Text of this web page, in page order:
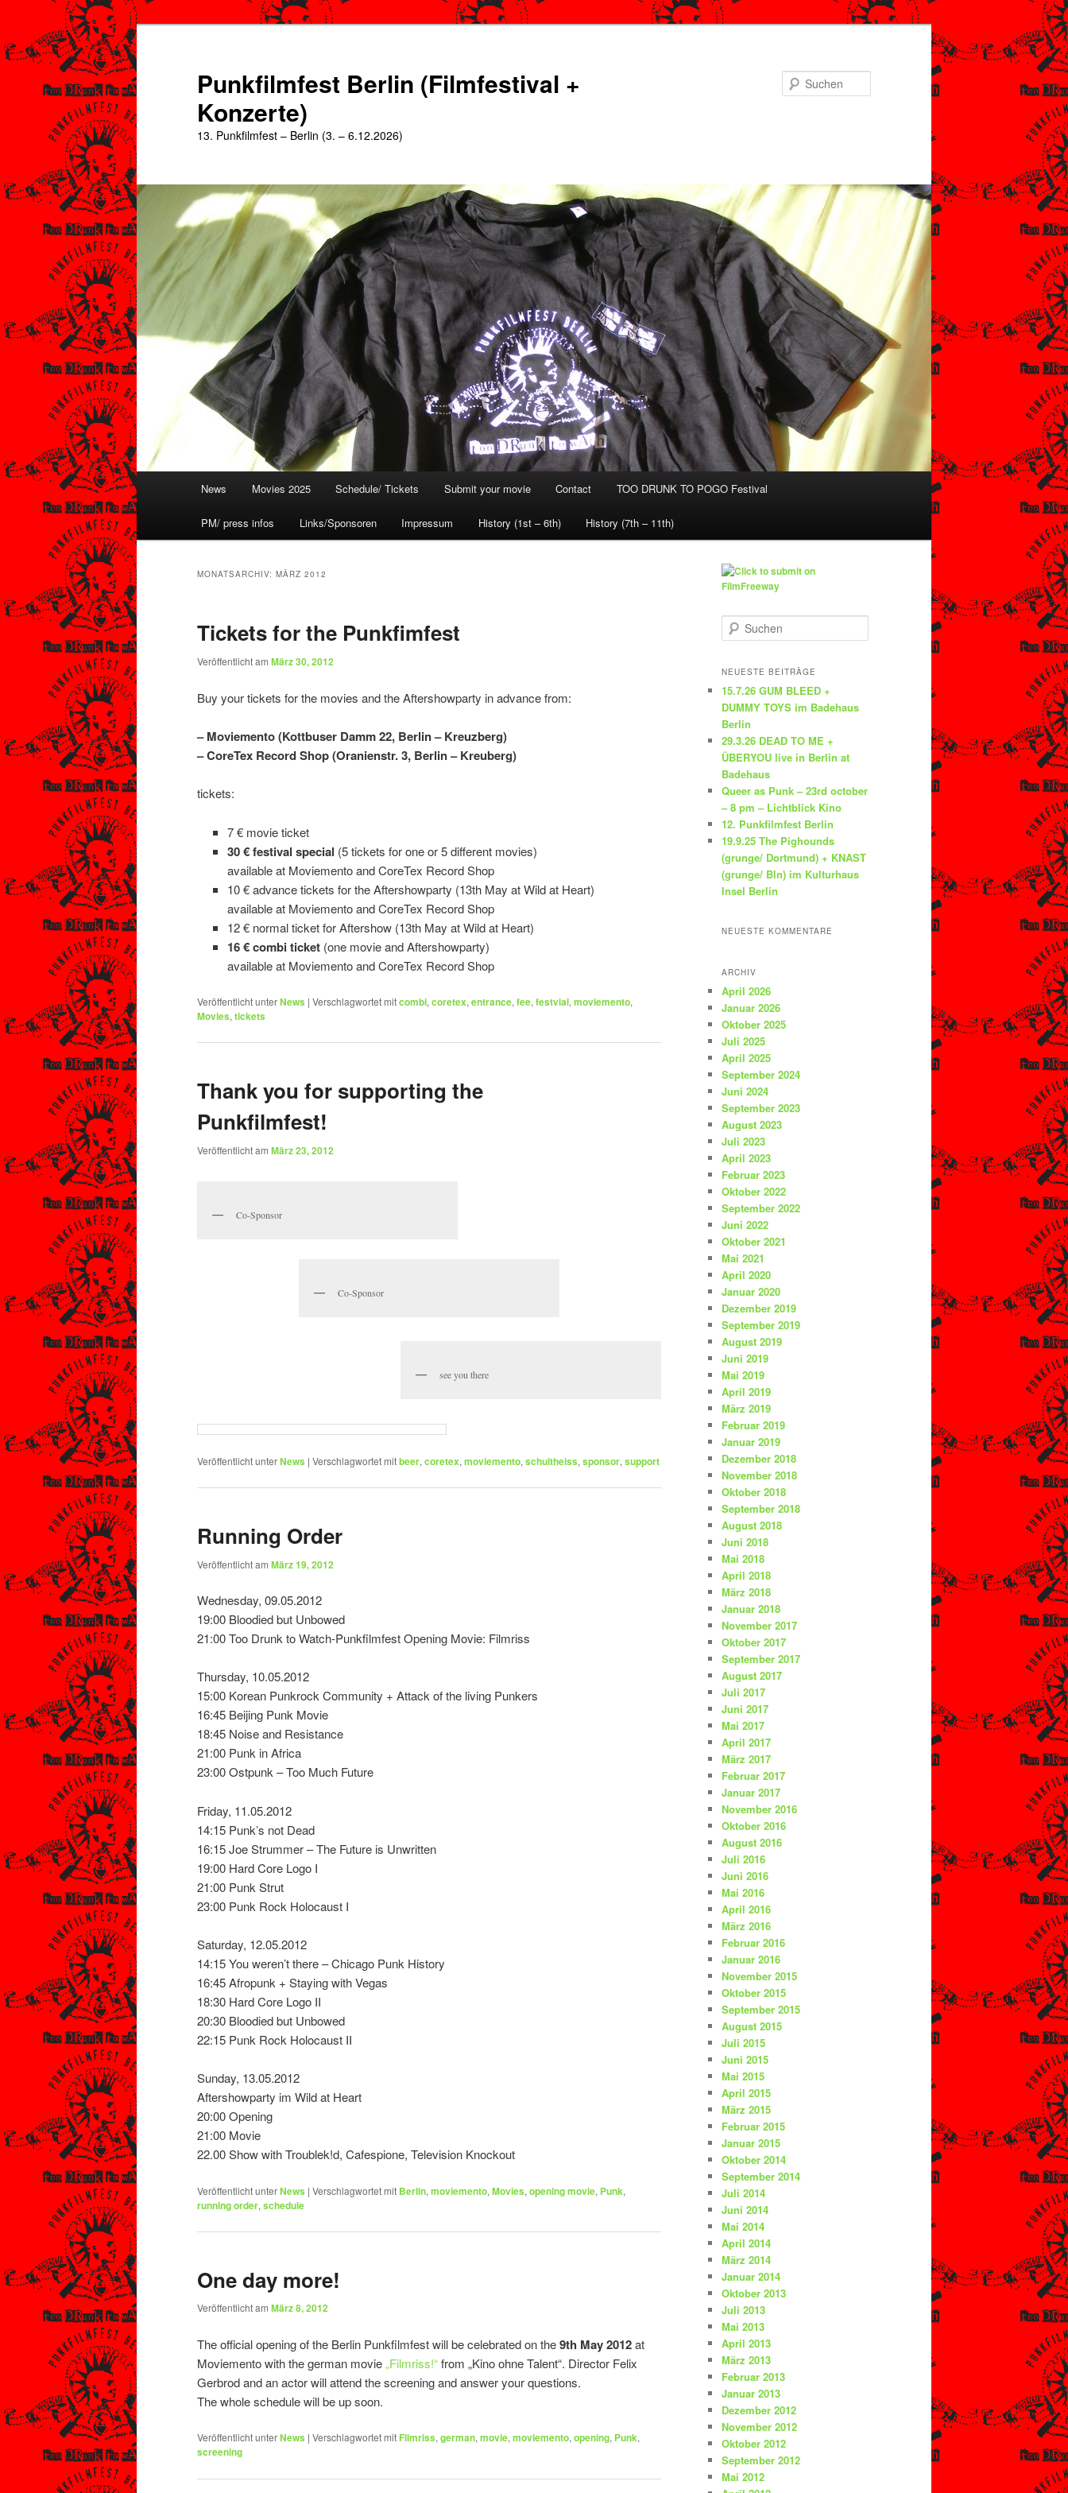
primären
springen
sekundären
springen
Punkfilmfest Berlin (Filmfestival +
Konzerte)
13. Punkfilmfest – Berlin (3. – 6.12.2026)
News Movies 2025 Schedule/ Tickets Submit your movie Contact TOO DRUNK TO POGO Festival
PM/ press infos Links/Sponsoren Impressum History (1st – 6th) History (7th – 11th)
MONATSARCHIV: MÄRZ 2012
Tickets for the Punkfimfest
Veröffentlicht am März 30, 2012
Buy your tickets for the movies and the Aftershowparty in advance from:
– Moviemento (Kottbuser Damm 22, Berlin – Kreuzberg)
– CoreTex Record Shop (Oranienstr. 3, Berlin – Kreuberg)
tickets:
7 € movie ticket
30 € festival special (5 tickets for one or 5 different movies)
available at Moviemento and CoreTex Record Shop
10 € advance tickets for the Aftershowparty (13th May at Wild at Heart)
available at Moviemento and CoreTex Record Shop
12 € normal ticket for Aftershow (13th May at Wild at Heart)
16 € combi ticket(one movie and Aftershowparty)
available at Moviemento and CoreTex Record Shop
Veröffentlicht unterNews | Verschlagwortet mitcombi, coretex, entrance, fee, festvial, moviemento,
Movies, tickets
Thank you for supporting the
Punkfilmfest!
Veröffentlicht am März 23, 2012
Co-Sponsor
Co-Sponsor
see you there
Veröffentlicht unterNews | Verschlagwortet mitbeer, coretex, moviemento, schultheiss, sponsor, support
Running Order
Veröffentlicht am März 19, 2012
Wednesday, 09.05.2012
19:00 Bloodied but Unbowed
21:00 Too Drunk to Watch-Punkfilmfest Opening Movie: Filmriss
Thursday, 10.05.2012
15:00 Korean Punkrock Community + Attack of the living Punkers
16:45 Beijing Punk Movie
18:45 Noise and Resistance
21:00 Punk in Africa
23:00 Ostpunk – Too Much Future
Friday, 11.05.2012
14:15 Punk’s not Dead
16:15 Joe Strummer – The Future is Unwritten
19:00 Hard Core Logo I
21:00 Punk Strut
23:00 Punk Rock Holocaust I
Saturday, 12.05.2012
14:15 You weren’t there – Chicago Punk History
16:45 Afropunk + Staying with Vegas
18:30 Hard Core Logo II
20:30 Bloodied but Unbowed
22:15 Punk Rock Holocaust II
Sunday, 13.05.2012
Aftershowparty im Wild at Heart
20:00 Opening
21:00 Movie
22.00 Show with Troublek!d, Cafespione, Television Knockout
Veröffentlicht unterNews | Verschlagwortet mit Berlin, moviemento, Movies, opening movie, Punk,
running order, schedule
One day more!
Veröffentlicht am März 8, 2012
The official opening of the Berlin Punkfilmfest will be celebrated on the9th May 2012at
Moviemento with the german movie„Filmriss!“from „Kino ohne Talent“. Director Felix
Gerbrod and an actor will attend the screening and answer your questions.
The whole schedule will be up soon.
Veröffentlicht unterNews | Verschlagwortet mit Filmriss, german, movie, moviemento, opening, Punk,
screening
u
h
n
NEUESTE BEITRÄGE
15.7.26 GUM BLEED +
DUMMY TOYS im Badehaus
Berlin
29.3.26 DEAD TO ME +
ÜBERYOU live in Berlin at
Badehaus
Queer as Punk – 23rd october
– 8 pm – Lichtblick Kino
12. Punkfilmfest Berlin
19.9.25 The Pighounds
(grunge/ Dortmund) + KNAST
(grunge/ Bln) im Kulturhaus
Insel Berlin
NEUESTE KOMMENTARE
ARCHIV
April 2026
Januar 2026
Oktober 2025
Juli 2025
April 2025
September 2024
Juni 2024
September 2023
August 2023
Juli 2023
April 2023
Februar 2023
Oktober 2022
September 2022
Juni 2022
Oktober 2021
Mai 2021
April 2020
Januar 2020
Dezember 2019
September 2019
August 2019
Juni 2019
Mai 2019
April 2019
März 2019
Februar 2019
Januar 2019
Dezember 2018
November 2018
Oktober 2018
September 2018
August 2018
Juni 2018
Mai 2018
April 2018
März 2018
Januar 2018
November 2017
Oktober 2017
September 2017
August 2017
Juli 2017
Juni 2017
Mai 2017
April 2017
März 2017
Februar 2017
Januar 2017
November 2016
Oktober 2016
August 2016
Juli 2016
Juni 2016
Mai 2016
April 2016
März 2016
Februar 2016
Januar 2016
November 2015
Oktober 2015
September 2015
August 2015
Juli 2015
Juni 2015
Mai 2015
April 2015
März 2015
Februar 2015
Januar 2015
Oktober 2014
September 2014
Juli 2014
Juni 2014
Mai 2014
April 2014
März 2014
Januar 2014
Oktober 2013
Juli 2013
Mai 2013
April 2013
März 2013
Februar 2013
Januar 2013
Dezember 2012
November 2012
Oktober 2012
September 2012
Mai 2012